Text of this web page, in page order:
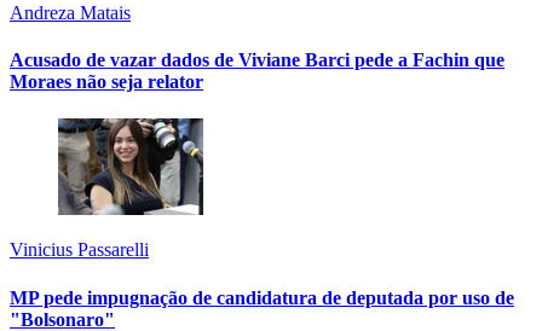
Andreza Matais
Acusado de vazar dados de Viviane Barci pede a Fachin que
Moraes não seja relator
Vinicius Passarelli
MP pede impugnação de candidatura de deputada por uso de
"Bolsonaro"